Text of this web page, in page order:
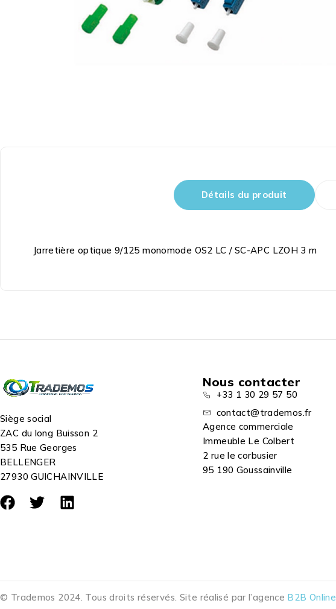
Détails du produit
Jarretière optique 9/125 monomode OS2 LC / SC-APC LZOH 3 m
Siège social
ZAC du long Buisson 2
535 Rue Georges
BELLENGER
27930 GUICHAINVILLE
Nous contacter
+33 1 30 29 57 50
contact@trademos.fr
Agence commerciale
Immeuble Le Colbert
2 rue le corbusier
95 190 Goussainville
© Trademos 2024. Tous droits réservés. Site réalisé par l’agence B2B Online